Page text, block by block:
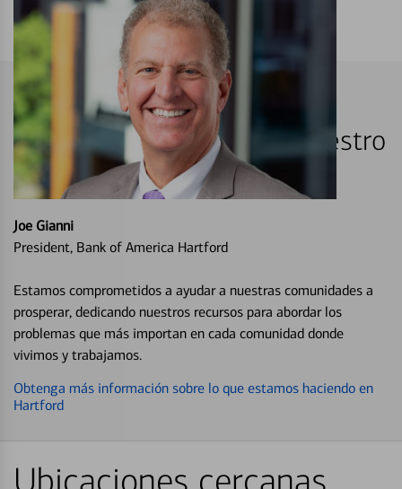
Hartford es su hogar, es nuestro
hogar también.
Joe Gianni
President, Bank of America Hartford
Estamos comprometidos a ayudar a nuestras comunidades a
prosperar, dedicando nuestros recursos para abordar los
problemas que más importan en cada comunidad donde
vivimos y trabajamos.
Obtenga más información sobre lo que estamos haciendo en
Hartford